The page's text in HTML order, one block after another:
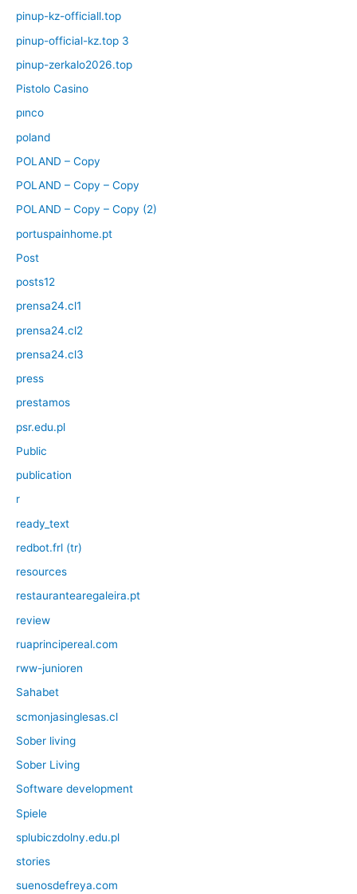
pinup-kz-officiall.top
pinup-official-kz.top 3
pinup-zerkalo2026.top
Pistolo Casino
pınco
poland
POLAND – Copy
POLAND – Copy – Copy
POLAND – Copy – Copy (2)
portuspainhome.pt
Post
posts12
prensa24.cl1
prensa24.cl2
prensa24.cl3
press
prestamos
psr.edu.pl
Public
publication
r
ready_text
redbot.frl (tr)
resources
restaurantearegaleira.pt
review
ruaprincipereal.com
rww-junioren
Sahabet
scmonjasinglesas.cl
Sober living
Sober Living
Software development
Spiele
splubiczdolny.edu.pl
stories
suenosdefreya.com